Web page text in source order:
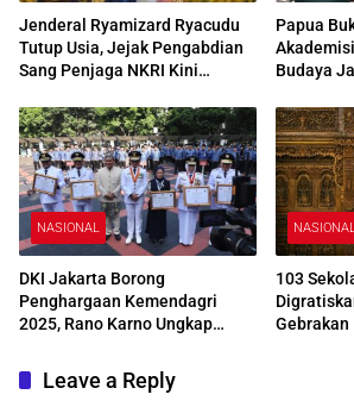
Jenderal Ryamizard Ryacudu
Tutup Usia, Jejak Pengabdian
Sang Penjaga NKRI Kini
Papua
Budaya
NASIONAL
DKI Jakarta Borong
Penghargaan Kemendagri
2025, Rano Karno Ungkap
Tetap Prima
103
Gebrakan
Leave a Reply